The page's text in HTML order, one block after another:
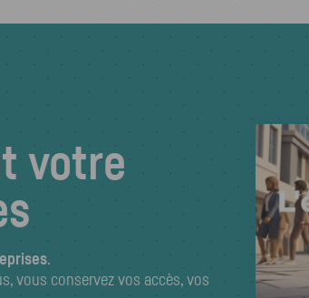
votre
.
vous conservez vos accès, vos